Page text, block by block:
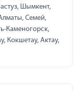
Шымкент,
Семей,
Каменогорск,
Кокшетау, Актау,